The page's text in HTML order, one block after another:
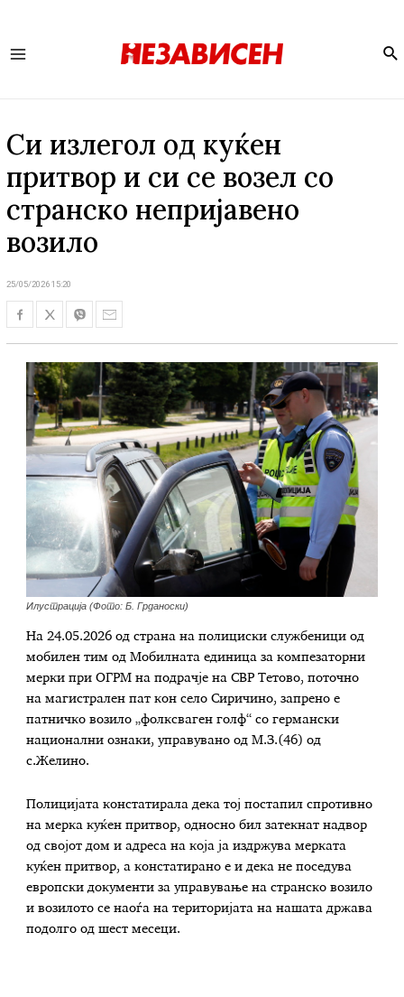
Си излегол од куќен
притвор и си се возел со
странско непријавено
возило
25/05/2026 15:20
Илустрација (Фото: Б. Грданоски)
На 24.05.2026 од страна на полициски службеници од
мобилен тим од Мобилната единица за компезаторни
мерки при ОГРМ на подрачје на СВР Тетово, поточно
на магистрален пат кон село Сиричино, запрено е
патничко возило „фолксваген голф“ со германски
национални ознаки, управувано од М.З.(46) од
с.Желино.
Полицијата констатирала дека тој постапил спротивно
на мерка куќен притвор, односно бил затекнат надвор
од својот дом и адреса на која ја издржува мерката
куќен притвор, а констатирано е и дека не поседува
европски документи за управување на странско возило
и возилото се наоѓа на територијата на нашата држава
подолго од шест месеци.